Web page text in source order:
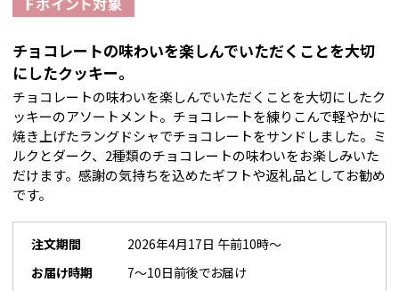
チョコレートの味わいを楽しんでいただくことを大切
にしたクッキー。
チョコレートの味わいを楽しんでいただくことを大切にしたク
ッキーのアソートメント。チョコレートを練りこんで軽やかに
焼き上げたラングドシャでチョコレートをサンドしました。ミ
ルクとダーク、2種類のチョコレートの味わいをお楽しみいた
だけます。感謝の気持ちを込めたギフトや返礼品としてお勧め
です。
注文期間
2026年4月17日 午前10時～
お届け時期
7～10日前後でお届け